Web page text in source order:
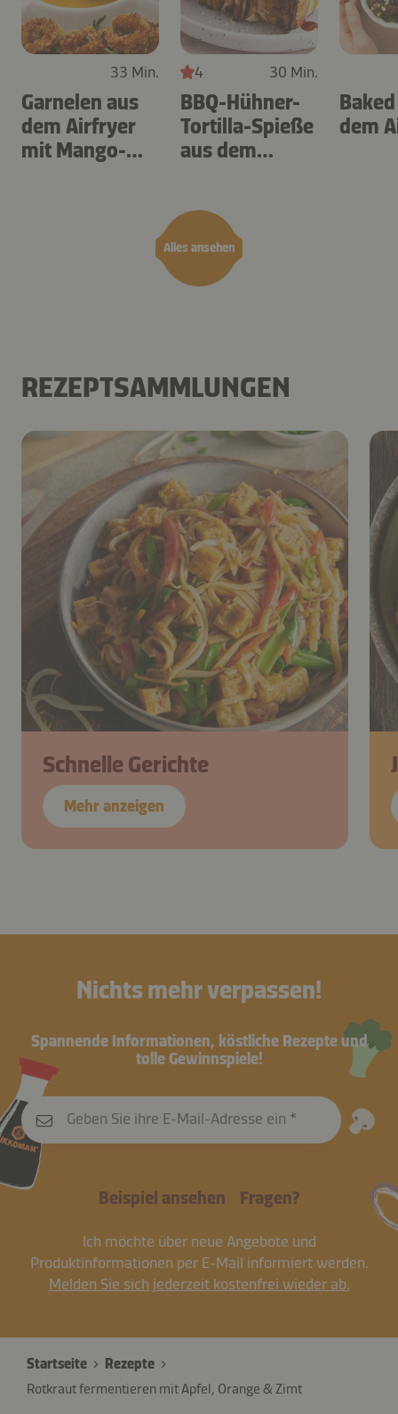
Alles ansehen
33 Min.
Garnelen aus
dem Airfryer
mit Mango-
4 30 Min.
BBQ-Hühner-
Tortilla-Spieße
aus dem
dem
REZEPTSAMMLUNGEN
Schnelle Gerichte
Mehr anzeigen
Nichts mehr verpassen!
Spannende Informationen, köstliche Rezepte und
tolle Gewinnspiele!
Geben Sie ihre E-Mail-Adresse ein
Beispiel ansehen Fragen?
Ich möchte über neue Angebote und
Produktinformationen per E-Mail informiert werden.
Melden Sie sich jederzeit kostenfrei wieder ab.
Startseite
Rezepte
Rotkraut fermentieren mit Apfel, Orange & Zimt